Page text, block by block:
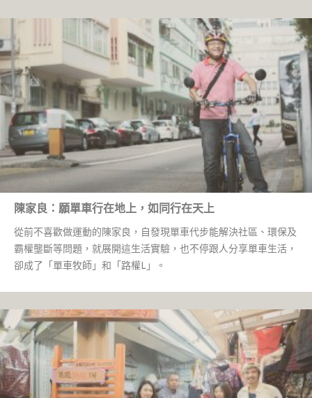
陳家良：願單車行在地上，如同行在天上
從前不喜歡做運動的陳家良，自發現單車代步能解決社區、環保及
霸權壟斷等問題，就展開這生活實驗，也不停跟人分享單車生活，
卻成了「單車牧師」和「路權L」。